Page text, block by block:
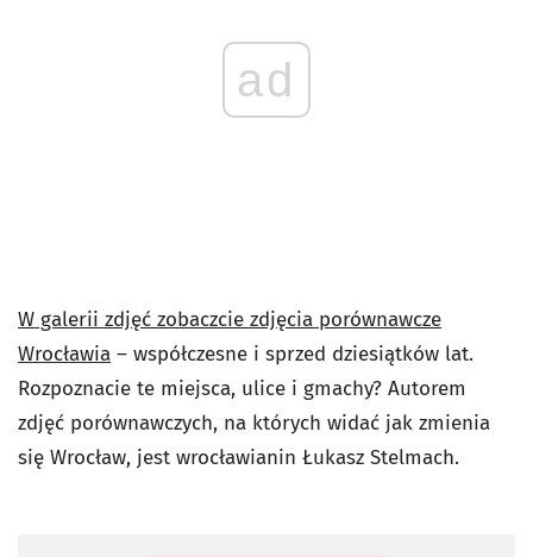
ad
W galerii zdjęć zobaczcie zdjęcia porównawcze
Wrocławia – współczesne i sprzed dziesiątków lat.
Rozpoznacie te miejsca, ulice i gmachy? Autorem
zdjęć porównawczych, na których widać jak zmienia
się Wrocław, jest wrocławianin Łukasz Stelmach.